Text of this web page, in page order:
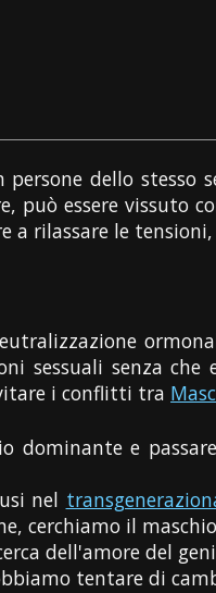
persone dello
essere vissuto
rilassare le
sessuali senza
i conflitti tra
dominante e
nel
cerchiamo il
dell'amore del
tentare di